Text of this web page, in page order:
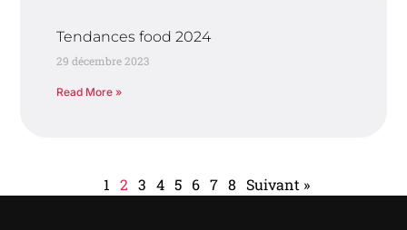
Tendances food 2024
29 décembre 2023
Read More »
1 2 3 4 5 6 7 8 Suivant »